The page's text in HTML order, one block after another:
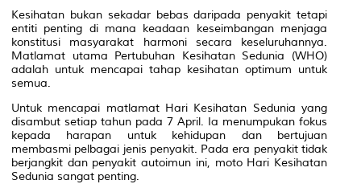
Kesihatan bukan sekadar bebas daripada penyakit tetapi
entiti penting di mana keadaan keseimbangan menjaga
konstitusi masyarakat harmoni secara keseluruhannya.
Matlamat utama Pertubuhan Kesihatan Sedunia (WHO)
adalah untuk mencapai tahap kesihatan optimum untuk
semua.
Untuk mencapai matlamat Hari Kesihatan Sedunia yang
disambut setiap tahun pada 7 April. Ia menumpukan fokus
kepada harapan untuk kehidupan dan bertujuan
membasmi pelbagai jenis penyakit. Pada era penyakit tidak
berjangkit dan penyakit autoimun ini, moto Hari Kesihatan
Sedunia sangat penting.